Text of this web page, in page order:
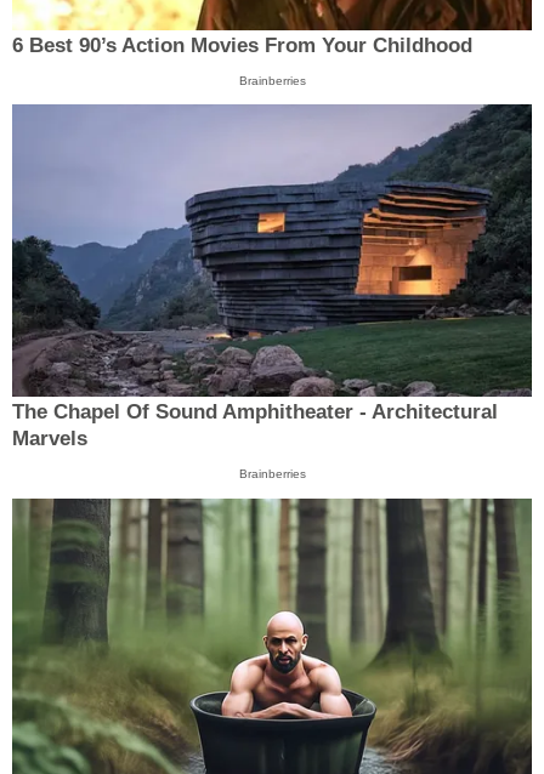
6 Best 90’s Action Movies From Your Childhood
Brainberries
The Chapel Of Sound Amphitheater - Architectural
Marvels
Brainberries